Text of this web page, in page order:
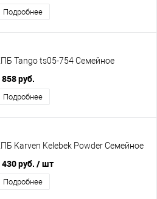
Подробнее
Tango ts05-754 Семейное
858 руб.
Подробнее
Karven Kelebek Powder Семейное
430 руб. / шт
Подробнее